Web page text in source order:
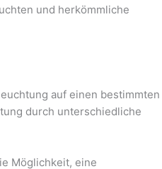
und herkömmliche
auf einen bestimmten
durch unterschiedliche
Möglichkeit, eine